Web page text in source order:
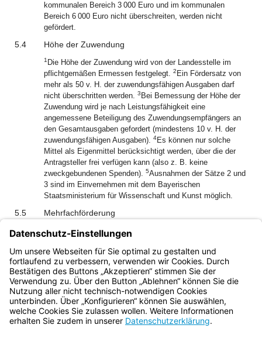
kommunalen Bereich 3 000 Euro und im kommunalen
Bereich 6 000 Euro nicht überschreiten, werden nicht
gefördert.
5.4 Höhe der Zuwendung
1 Die Höhe der Zuwendung wird von der Landesstelle im
pflichtgemäßen Ermessen festgelegt. 2 Ein Fördersatz von
mehr als 50 v. H. der zuwendungsfähigen Ausgaben darf
nicht überschritten werden. 3 Bei Bemessung der Höhe der
Zuwendung wird je nach Leistungsfähigkeit eine
angemessene Beteiligung des Zuwendungsempfängers an
den Gesamtausgaben gefordert (mindestens 10 v. H. der
zuwendungsfähigen Ausgaben). 4Es können nur solche
Mittel als Eigenmittel berücksichtigt werden, über die der
Antragsteller frei verfügen kann (also z. B. keine
zweckgebundenen Spenden). 5Ausnahmen der Sätze 2 und
3 sind im Einvernehmen mit dem Bayerischen
Staatsministerium für Wissenschaft und Kunst möglich.
5.5 Mehrfachförderung
Eine Zuwendung kann nicht ausgereicht werden, soweit
bereits für das Projekt Zuwendungen des Freistaats Bayern
aufgrund anderer Rechtsvorschriften ausgereicht werden
(Verbot der Mehrfachförderung).
Bayern.de
BayernPortal